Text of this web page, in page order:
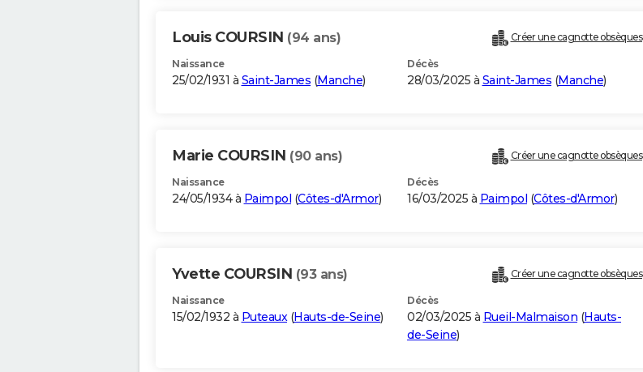
Louis COURSIN (94 ans) Créer une cagnotte obsèques
Naissance
25/02/1931 à Saint-James (Manche)
Décès
28/03/2025 à Saint-James (Manche)
Marie COURSIN (90 ans) Créer une cagnotte obsèques
Naissance
24/05/1934 à Paimpol (Côtes-d'Armor)
Décès
16/03/2025 à Paimpol (Côtes-d'Armor)
Yvette COURSIN (93 ans) Créer une cagnotte obsèques
Naissance
15/02/1932 à Puteaux(Hauts-de-Seine)
Décès
02/03/2025 à Rueil-Malmaison (Hauts-
de-Seine)